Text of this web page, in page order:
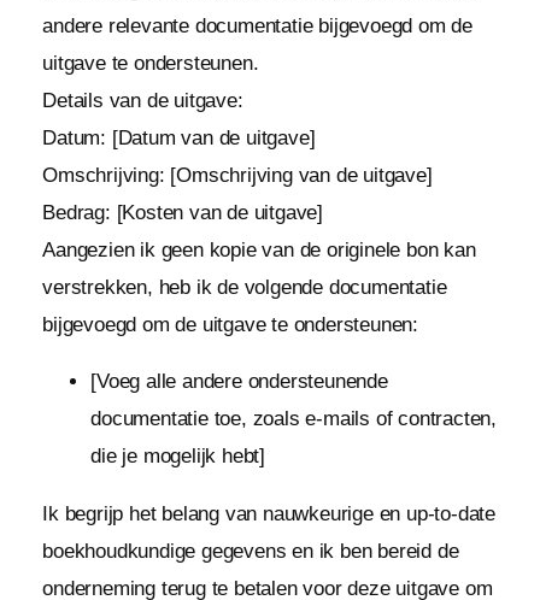
andere relevante documentatie bijgevoegd om de
uitgave te ondersteunen.
Details van de uitgave:
Datum: [Datum van de uitgave]
Omschrijving: [Omschrijving van de uitgave]
Bedrag: [Kosten van de uitgave]
Aangezien ik geen kopie van de originele bon kan
verstrekken, heb ik de volgende documentatie
bijgevoegd om de uitgave te ondersteunen:
[Voeg alle andere ondersteunende
documentatie toe, zoals e-mails of contracten,
die je mogelijk hebt]
Ik begrijp het belang van nauwkeurige en up-to-date
boekhoudkundige gegevens en ik ben bereid de
onderneming terug te betalen voor deze uitgave om